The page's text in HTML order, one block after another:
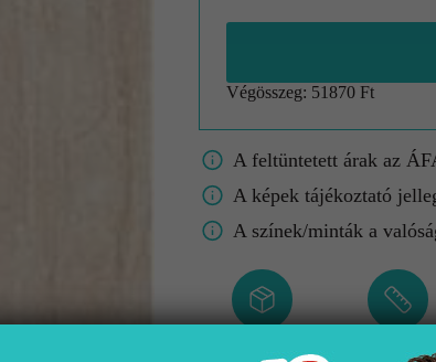
Végösszeg: 51870 Ft
A feltüntetett árak az
A képek tájékoztató
A színek/minták a